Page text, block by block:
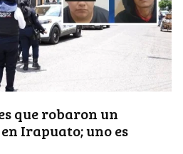
que robaron un
Irapuato; uno es